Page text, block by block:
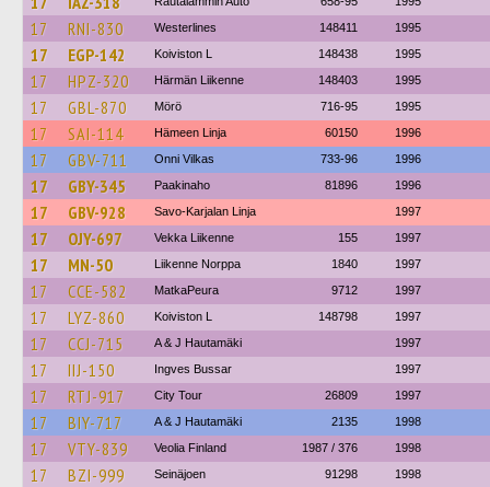
17 RNI-830 Westerlines 148411 1995
17 EGP-142 Koiviston L 148438 1995
17 HPZ-320 Härmän Liikenne 148403 1995
17 GBL-870 Mörö 716-95 1995
17 SAI-114 Hämeen Linja 60150 1996
17 GBV-711 Onni Vilkas 733-96 1996
17 GBY-345 Paakinaho 81896 1996
17 GBV-928 Savo-Karjalan Linja 1997
17 OJY-697 Vekka Liikenne 155 1997
17 MN-50 Liikenne Norppa 1840 1997
17 CCE-582 MatkaPeura 9712 1997
17 LYZ-860 Koiviston L 148798 1997
17 CCJ-715 A & J Hautamäki 1997
17 IIJ-150 Ingves Bussar 1997
17 RTJ-917 City Tour 26809 1997
17 BIY-717 A & J Hautamäki 2135 1998
17 VTY-839 Veolia Finland 1987 / 376 1998
17 BZI-999 Seinäjoen 91298 1998